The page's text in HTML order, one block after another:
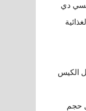
دي
الكيس
حجم